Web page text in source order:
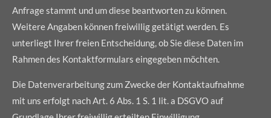
Anfrage stammt und um diese beantworten zu können.
Weitere Angaben können freiwillig getätigt werden. Es
unterliegt Ihrer freien Entscheidung, ob Sie diese Daten im
Rahmen des Kontaktformulars eingegeben möchten.
Die Datenverarbeitung zum Zwecke der Kontaktaufnahme
mit uns erfolgt nach Art. 6 Abs. 1 S. 1 lit. a DSGVO auf